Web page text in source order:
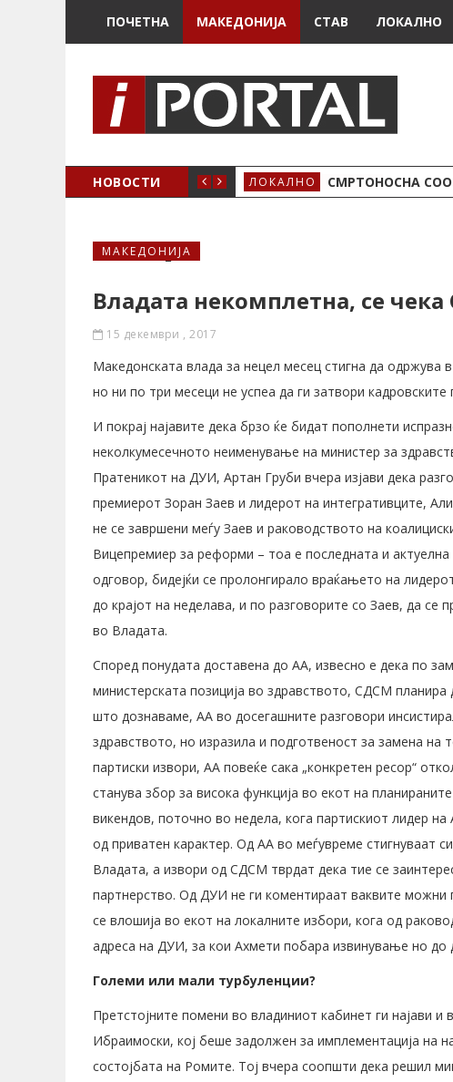
ПОЧЕТНА МАКЕДОНИЈА СТАВ ЛОКАЛНО
НОВОСТИ ЛОКАЛНО СМРТОНОСНА
МАКЕДОНИЈА
Владата некомплетна, се
15 декември , 2017
Mакедонската влада за нецел месец стигна да одржува
но ни по три месеци не успеа да ги затвори
И покрај најавите дека брзо ќе бидат пополнети
неколкумесечното неименување на министер за
Пратеникот на ДУИ, Артан Груби вчера изјави дека
премиерот Зоран Заев и лидерот на интегративците,
не се завршени меѓу Заев и раководството на
Вицепремиер за реформи – тоа е последната и
одговор, бидејќи се пролонгирало враќањето на
до крајот на неделава, и по разговорите со Заев, да
во Владата.
Според понудата доставена до АА, извесно е дека по
министерската позиција во здравството, СДСМ планира
што дознаваме, АА во досегашните разговори
здравството, но изразила и подготвеност за замена на
партиски извори, АА повеќе сака „конкретен ресор“
станува збор за висока функција во екот на
викендов, поточно во недела, кога партискиот лидер
од приватен карактер. Од АА во меѓувреме стигнуваат
Владата, а извори од СДСМ тврдат дека тие се
партнерство. Од ДУИ не ги коментираат ваквите можни
се влошија во екот на локалните избори, кога од
адреса на ДУИ, за кои Ахмети побара извинување но до
Големи или мали турбуленции?
Претстојните помени во владиниот кабинет ги најави
Ибраимоски, кој беше задолжен за имплементација на
состојбата на Ромите. Тој вчера соопшти дека решил